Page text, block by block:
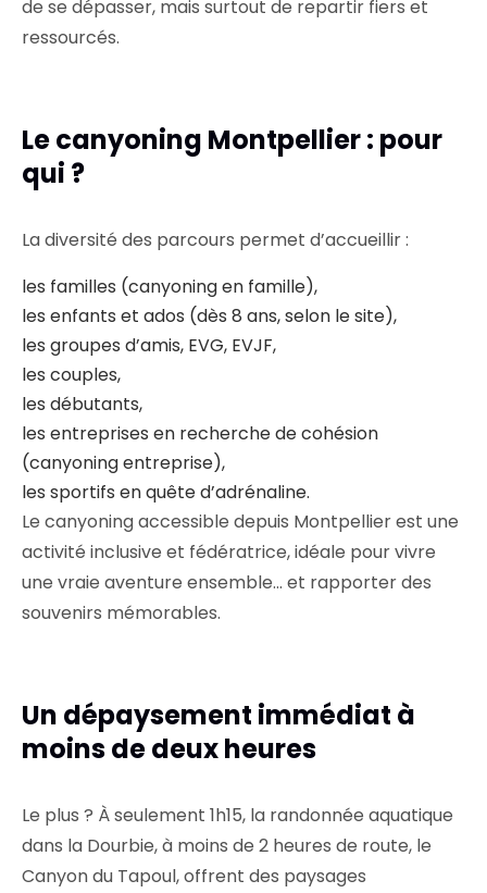
de se dépasser, mais surtout de repartir fiers et
ressourcés.
Le canyoning Montpellier : pour
qui ?
La diversité des parcours permet d’accueillir :
les familles (canyoning en famille),
les enfants et ados (dès 8 ans, selon le site),
les groupes d’amis, EVG, EVJF,
les couples,
les débutants,
les entreprises en recherche de cohésion
(canyoning entreprise),
les sportifs en quête d’adrénaline.
Le canyoning accessible depuis Montpellier est une
activité inclusive et fédératrice, idéale pour vivre
une vraie aventure ensemble… et rapporter des
souvenirs mémorables.
Un dépaysement immédiat à
moins de deux heures
Le plus ? À seulement 1h15, la randonnée aquatique
dans la Dourbie, à moins de 2 heures de route, le
Canyon du Tapoul, offrent des paysages